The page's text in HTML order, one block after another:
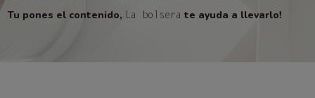
Tu pones el contenido, La bolsera te ayuda a llevarlo!